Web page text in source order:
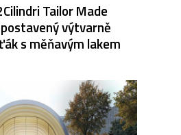
Tailor Made
výtvarně
s měňavým lakem